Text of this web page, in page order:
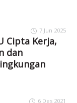
7 Jun 2025
Cipta Kerja,
dan
6 Des 2021